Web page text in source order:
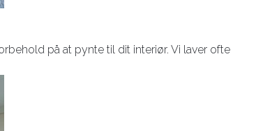
på at pynte til dit interiør. Vi laver ofte